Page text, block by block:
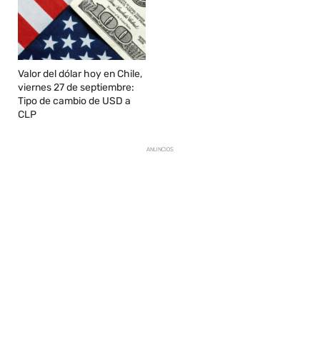
Valor del dólar hoy en Chile,
viernes 27 de septiembre:
Tipo de cambio de USD a
CLP
ANUNCIOS